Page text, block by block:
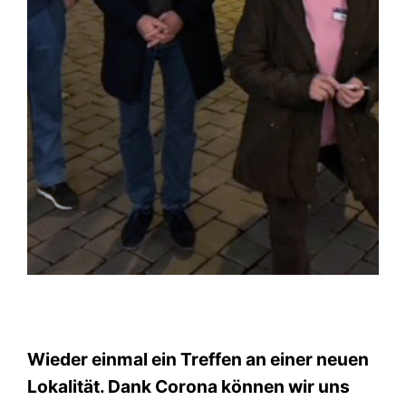
Wieder einmal ein Treffen an einer neuen
Lokalität. Dank Corona können wir uns